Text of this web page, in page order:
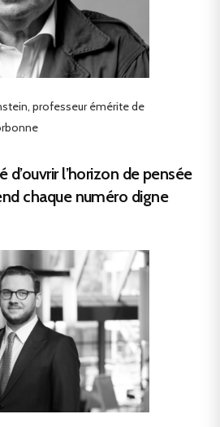
professeur émérite de
l’horizon de pensée
chaque numéro digne